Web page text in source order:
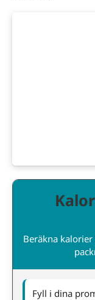
Beräkna
Fyll i dina